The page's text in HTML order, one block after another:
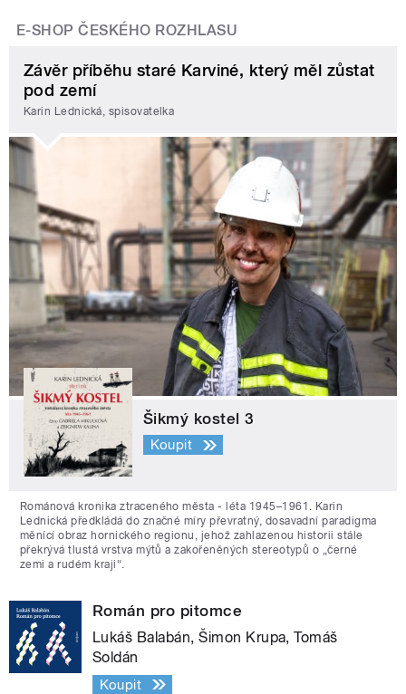
E-SHOP ČESKÉHO ROZHLASU
Závěr příběhu staré Karviné, který měl zůstat
pod zemí
Karin Lednická, spisovatelka
Šikmý kostel 3
Koupit
Románová kronika ztraceného města - léta 1945–1961. Karin
Lednická předkládá do značné míry převratný, dosavadní paradigma
měnící obraz hornického regionu, jehož zahlazenou historii stále
překrývá tlustá vrstva mýtů a zakořeněných stereotypů o „černé
zemi a rudém kraji“.
Román pro pitomce
Lukáš Balabán, Šimon Krupa, Tomáš
Soldán
Koupit